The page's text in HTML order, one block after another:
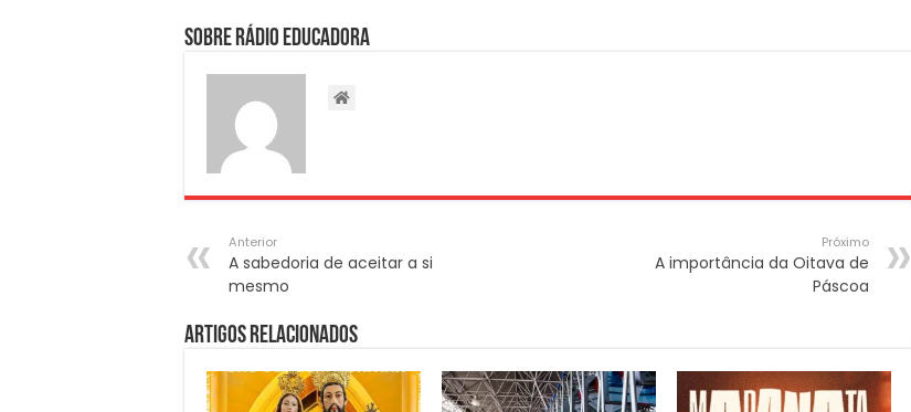
Sobre Rádio Educadora
Anterior
A sabedoria de aceitar a si
mesmo
Próximo
A importância da Oitava de
Páscoa
Artigos Relacionados